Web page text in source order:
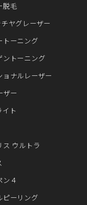
脱毛
ヤグレーザー
トーニング
ントーニング
ョナルレーザー
ザー
イト
ス ウルトラ
ン４
ピーリング